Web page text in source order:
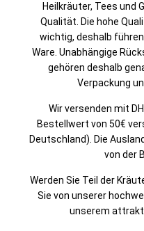
Heilkräuter, Tees und
Qualität. Die hohe
wichtig, deshalb
Ware. Unabhängige
gehören deshalb
Verpackung
Wir versenden mit
Bestellwert von 50€
Deutschland). Die
von der
Werden Sie Teil der
Sie von unserer
unserem